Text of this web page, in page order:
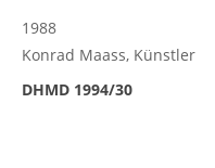
1988
Konrad Maass, Künstler
DHMD 1994/30